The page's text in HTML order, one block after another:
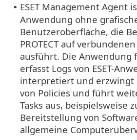
• ESET Management Agent
Anwendung ohne
Benutzeroberfläche, die
PROTECT auf
ausführt. Die Anwendung
erfasst Logs von ESET-
interpretiert und erzwingt
von Policies und führt
Tasks aus, beispielsweise
Bereitstellung von
allgemeine